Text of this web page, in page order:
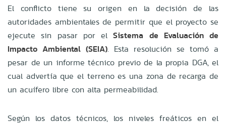
El conflicto tiene su origen en la decisión de las
autoridades ambientales de permitir que el proyecto se
ejecute sin pasar por elSistema de Evaluación de
Impacto Ambiental (SEIA). Esta resolución se tomó a
pesar de un informe técnico previo de la propia DGA, el
cual advertía que el terreno es una zona de recarga de
un acuífero libre con alta permeabilidad.
Según los datos técnicos, los niveles freáticos en el